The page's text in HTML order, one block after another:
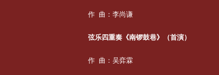
作 曲：李尚谦
弦乐四重奏《南锣鼓巷》（首演）
作 曲：吴弈霖